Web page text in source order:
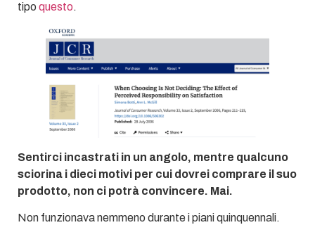
tipo questo.
Sentirci incastrati in un angolo, mentre qualcuno
sciorina i dieci motivi per cui dovrei comprare il suo
prodotto, non ci potrà convincere. Mai.
Non funzionava nemmeno durante i piani quinquennali.